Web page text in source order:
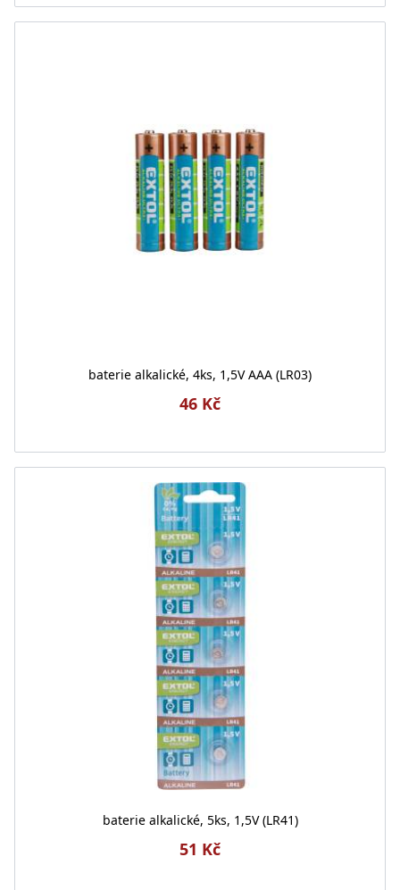
baterie alkalické, 4ks, 1,5V AAA (LR03)
46 Kč
baterie alkalické, 5ks, 1,5V (LR41)
51 Kč